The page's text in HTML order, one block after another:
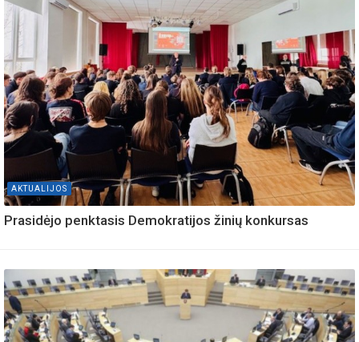
AKTUALIJOS
Prasidėjo penktasis Demokratijos žinių konkursas